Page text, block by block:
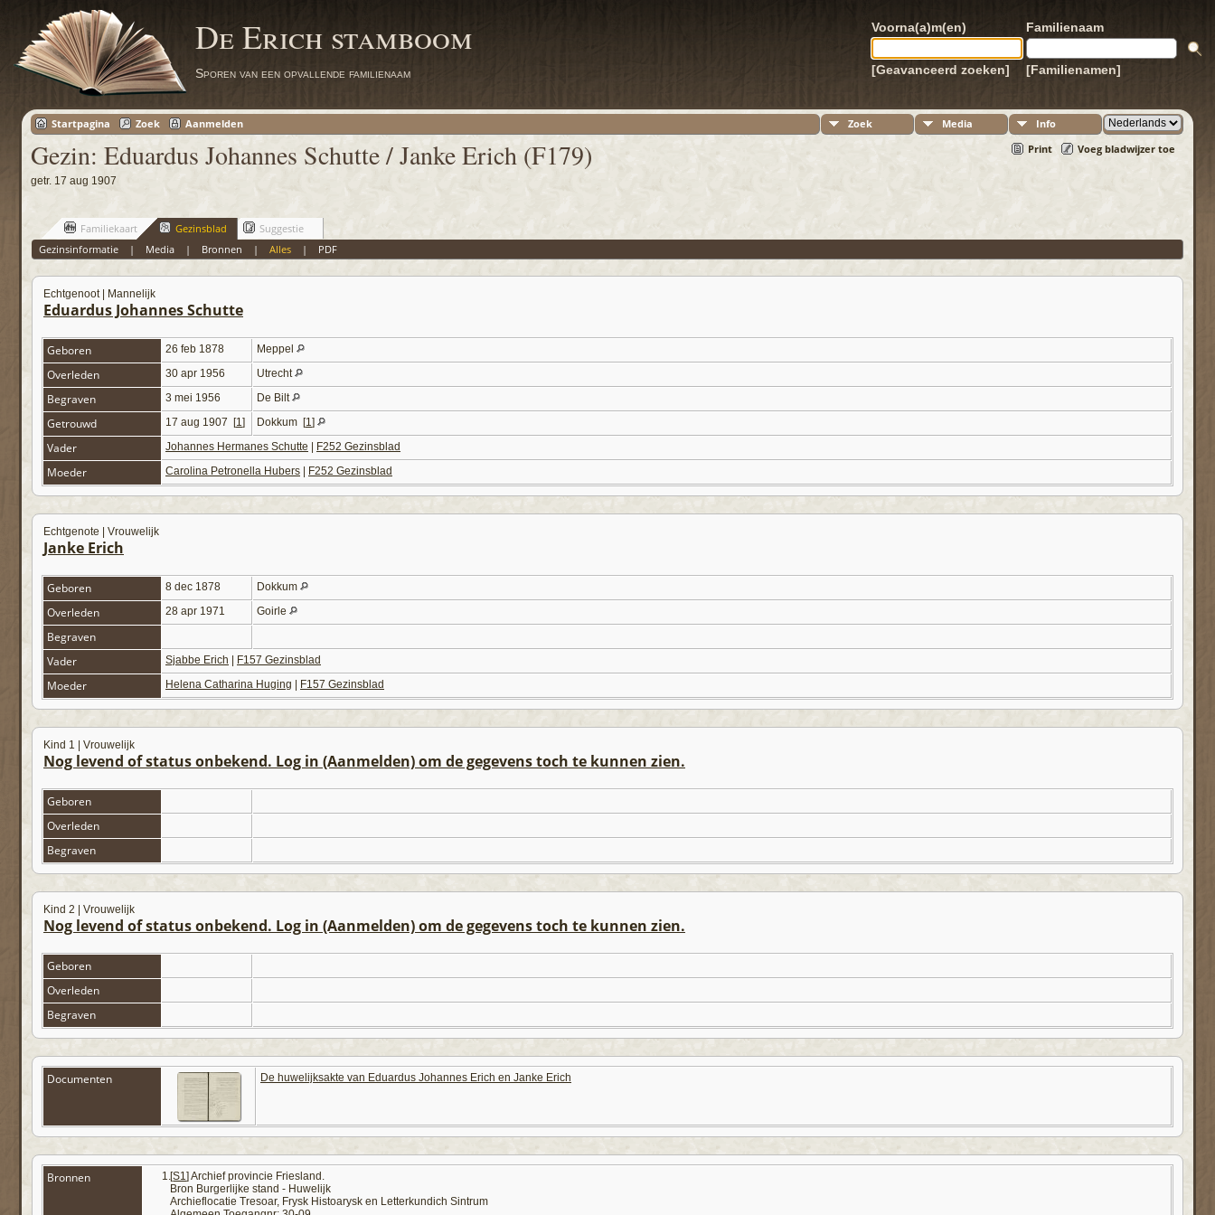
De Erich stamboom
Sporen van een opvallende familienaam
Voorna(a)m(en) Familienaam
[Geavanceerd zoeken] [Familienamen]
Startpagina Zoek Aanmelden Zoek Media
Info
Print
Voeg bladwijzer toe
Gezin: Eduardus Johannes Schutte / Janke Erich (F179)
getr. 17 aug 1907
Familiekaart Gezinsblad
Suggestie
Gezinsinformatie| Media| Bronnen | Alles| PDF
Echtgenoot | Mannelijk
Eduardus Johannes Schutte
Geboren 26 feb 1878 Meppel
Overleden 30 apr 1956 Utrecht
Begraven 3 mei 1956 De Bilt
Getrouwd 17 aug 1907 [1] Dokkum [1]
Vader Johannes Hermanes Schutte F252 Gezinsblad
Moeder Carolina Petronella Hubers F252 Gezinsblad
Echtgenote | Vrouwelijk
Janke Erich
Geboren 8 dec 1878 Dokkum
Overleden 28 apr 1971 Goirle
Begraven
Vader
Sjabbe Erich F157 Gezinsblad
Moeder Helena Catharina Huging F157 Gezinsblad
Kind 1 | Vrouwelijk
Nog levend of status onbekend. Log in (Aanmelden) om de gegevens toch te kunnen zien.
Geboren
Overleden
Begraven
Kind 2 | Vrouwelijk
Nog levend of status onbekend. Log in (Aanmelden) om de gegevens toch te kunnen zien.
Geboren
Overleden
Begraven
Documenten De huwelijksakte van Eduardus Johannes Erich en Janke Erich
Bronnen [S1] Archief provincie Friesland.
Bron Burgerlijke stand - Huwelijk
Archieflocatie Tresoar, Frysk Histoarysk en Letterkundich Sintrum